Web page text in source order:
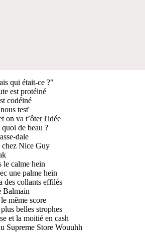
qui était-ce ?"
est protéiné
codéiné
test'
on va t’ôter l'idée
de beau ?
dale
chez Nice Guy
le calme hein
une palme hein
des collants effilés
Balmain
même score
belles strophes
et la moitié en cash
Supreme Store Wouuhh